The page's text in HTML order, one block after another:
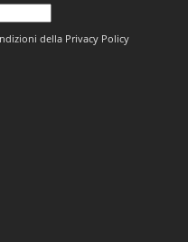
della Privacy Policy